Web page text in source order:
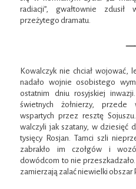
radiacji”, gwałtownie
przeżytego dramatu.
Kowalczyk nie chciał wojować,
nadało wojnie osobistego
ostatnim dniu rosyjskiej
świetnych żołnierzy, przede
wspartych przez resztę
walczyli jak szatany, w dziesięć
tysięcy Rosjan. Tamci szli
zabrakło im czołgów i
dowódcom to nie
zamierzają zalać niewielki obszar